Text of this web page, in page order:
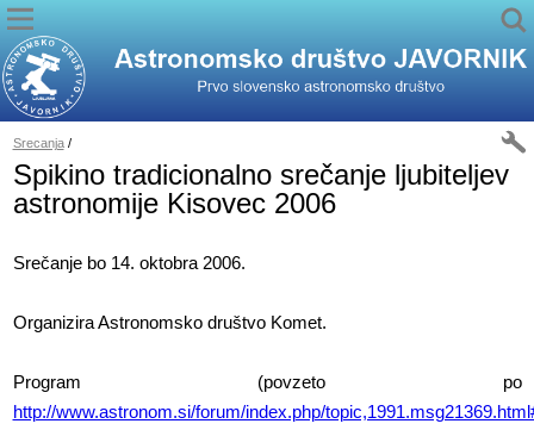
Srecanja/
Spikino tradicionalno srečanje ljubiteljev
astronomije Kisovec 2006
Srečanje bo 14. oktobra 2006.
Organizira Astronomsko društvo Komet.
Program (povzeto po
http://www.astronom.si/forum/index.php/